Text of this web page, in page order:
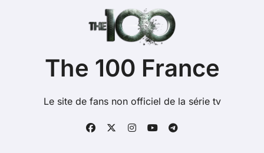
The 100 France
Le site de fans non officiel de la série tv